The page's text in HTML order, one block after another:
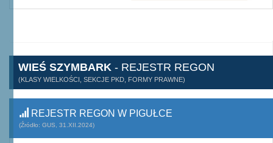
WIEŚ SZYMBARK - REJESTR REGON
(KLASY WIELKOŚCI, SEKCJE PKD, FORMY PRAWNE)
REJESTR REGON W PIGUŁCE
(Źródło: GUS, 31.XII.2024)